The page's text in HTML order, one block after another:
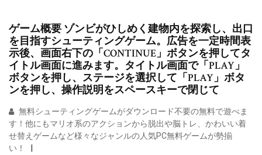
ゲーム概要 ゾンビがひしめく建物内を探索し、出口
を目指すシューティングゲーム。広告を一定時間表
示後、画面右下の「CONTINUE」ボタンを押してタ
イトル画面に進みます。タイトル画面で「PLAY」
ボタンを押し、ステージを選択して「PLAY」ボタ
ンを押し、操作説明をスペースキーで閉じて
無料シューティングゲームがダウンロード不要の無料で遊べま
す！他にもマリオ系のアクションから脱出や脳トレ、かわいい着
せ替えゲームなど様々なジャンルの人気PC無料ゲームが勢揃
い！